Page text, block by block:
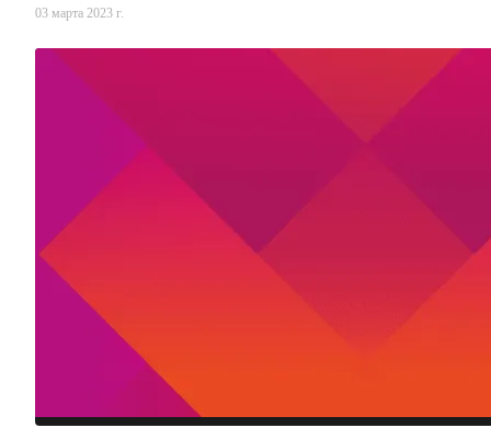
03 марта 2023 г.